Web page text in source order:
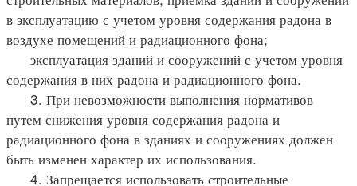
в эксплуатацию с учетом уровня содержания радона в
воздухе помещений и радиационного фона;
эксплуатация зданий и сооружений с учетом уровня
содержания в них радона и радиационного фона.
3. При невозможности выполнения нормативов
путем снижения уровня содержания радона и
радиационного фона в зданиях и сооружениях должен
быть изменен характер их использования.
4. Запрещается использовать строительные